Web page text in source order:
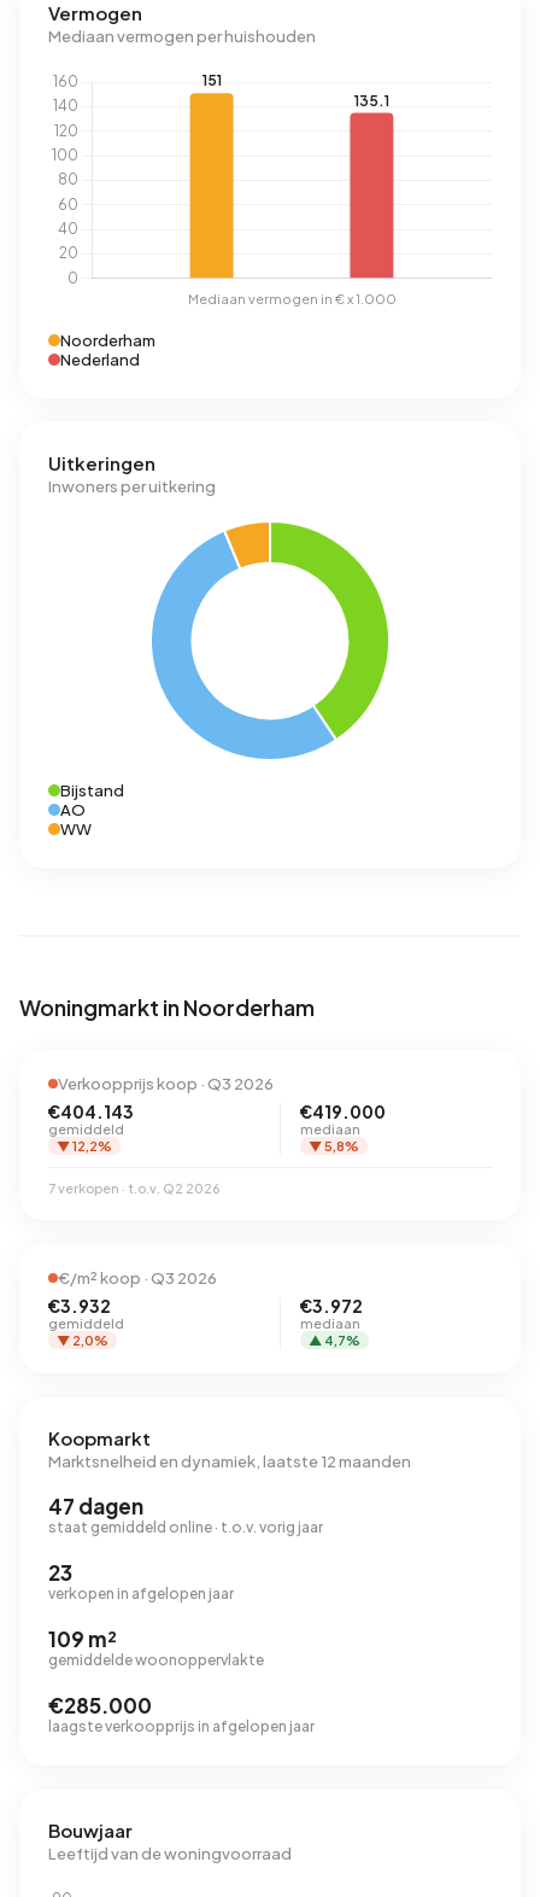
Vermogen
Mediaan vermogen per huishouden
Noorderham
Nederland
Uitkeringen
Inwoners per uitkering
Bijstand
AO
WW
Woningmarkt in Noorderham
Verkoopprijs koop · Q3 2026
€404.143
gemiddeld
▼ 12,2%
€419.000
mediaan
▼ 5,8%
7 verkopen · t.o.v. Q2 2026
€/m² koop · Q3 2026
€3.932
gemiddeld
▼ 2,0%
€3.972
mediaan
▲ 4,7%
Koopmarkt
Marktsnelheid en dynamiek, laatste 12 maanden
47 dagen
staat gemiddeld online · t.o.v. vorig jaar
23
verkopen in afgelopen jaar
109 m²
gemiddelde woonoppervlakte
€285.000
laagste verkoopprijs in afgelopen jaar
Bouwjaar
Leeftijd van de woningvoorraad